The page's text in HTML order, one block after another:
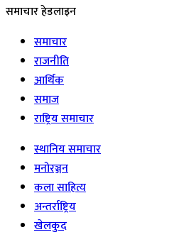
समाचार हेडलाइन
समाचार
राजनीति
आर्थिक
समाज
राष्ट्रिय समाचार
स्थानिय समाचार
मनोरञ्जन
कला साहित्य
अन्तर्राष्ट्रिय
खेलकुद